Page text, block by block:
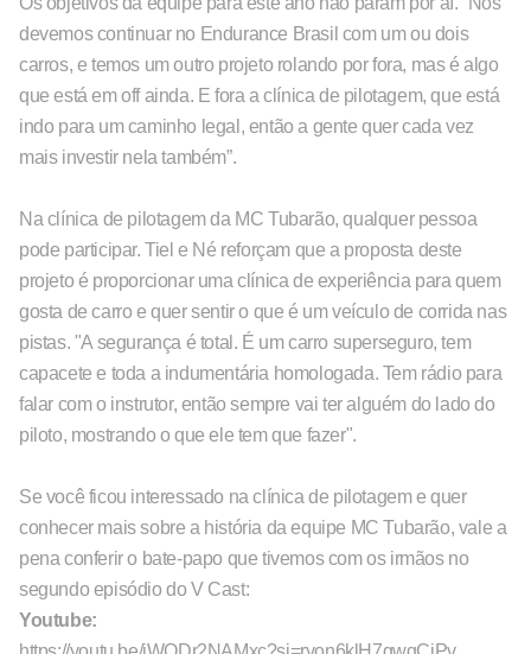
devemos continuar no Endurance Brasil com um ou dois
carros, e temos um outro projeto rolando por fora, mas é algo
que está em off ainda. E fora a clínica de pilotagem, que está
indo para um caminho legal, então a gente quer cada vez
mais investir nela também”.
Na clínica de pilotagem da MC Tubarão, qualquer pessoa
pode participar. Tiel e Né reforçam que a proposta deste
projeto é proporcionar uma clínica de experiência para quem
gosta de carro e quer sentir o que é um veículo de corrida nas
pistas. "A segurança é total. É um carro superseguro, tem
capacete e toda a indumentária homologada. Tem rádio para
falar com o instrutor, então sempre vai ter alguém do lado do
piloto, mostrando o que ele tem que fazer".
Se você ficou interessado na clínica de pilotagem e quer
conhecer mais sobre a história da equipe MC Tubarão, vale a
pena conferir o bate-papo que tivemos com os irmãos no
segundo episódio do V Cast:
Youtube: